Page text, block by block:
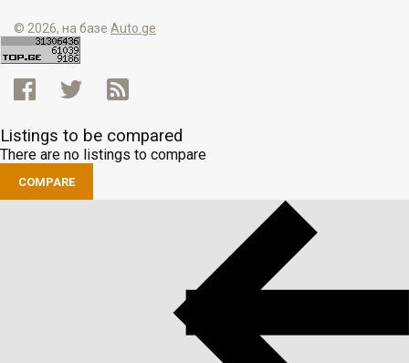
© 2026, на базе Auto.ge
Listings to be compared
There are no listings to compare
COMPARE